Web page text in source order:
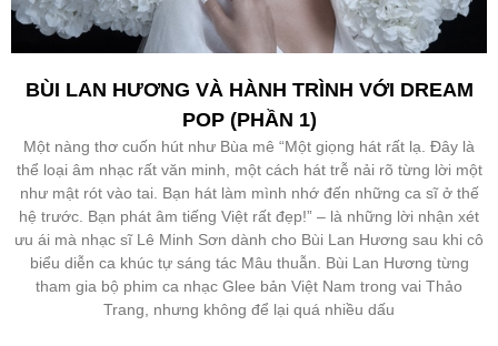
BÙI LAN HƯƠNG VÀ HÀNH TRÌNH VỚI DREAM
POP (PHẦN 1)
Một nàng thơ cuốn hút như Bùa mê “Một giọng hát rất lạ. Đây là
thể loại âm nhạc rất văn minh, một cách hát trễ nải rõ từng lời một
như mật rót vào tai. Bạn hát làm mình nhớ đến những ca sĩ ở thế
hệ trước. Bạn phát âm tiếng Việt rất đẹp!” – là những lời nhận xét
ưu ái mà nhạc sĩ Lê Minh Sơn dành cho Bùi Lan Hương sau khi cô
biểu diễn ca khúc tự sáng tác Mâu thuẫn. Bùi Lan Hương từng
tham gia bộ phim ca nhạc Glee bản Việt Nam trong vai Thảo
Trang, nhưng không để lại quá nhiều dấu